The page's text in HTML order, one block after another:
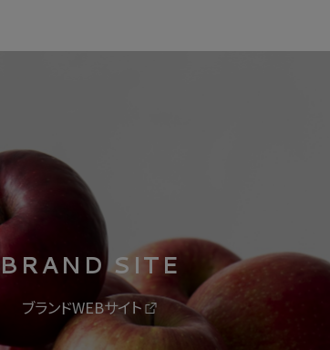
BRAND SITE
ブランドWEBサイト